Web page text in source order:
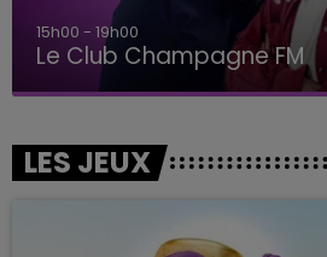
15h00 - 19h00
Le Club Champagne FM
LES JEUX